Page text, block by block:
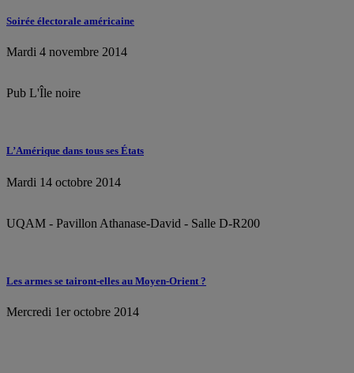
Soirée électorale américaine
Mardi 4 novembre 2014
Pub L'Île noire
L’Amérique dans tous ses États
Mardi 14 octobre 2014
UQAM - Pavillon Athanase-David - Salle D-R200
Les armes se tairont-elles au Moyen-Orient ?
Mercredi 1er octobre 2014